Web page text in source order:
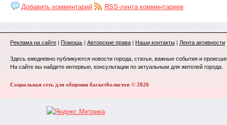
Добавить комментарий RSS-лента комментариев
Реклама на сайте | Помощь | Авторские права | Наши контакты | Лента активности
Здесь ежедневно публикуются новости города, статьи, важные события и
На сайте вы найдете интервью, консультации по актуальным для жителей города.
Социальная сеть для общения баскетболистов © 2026